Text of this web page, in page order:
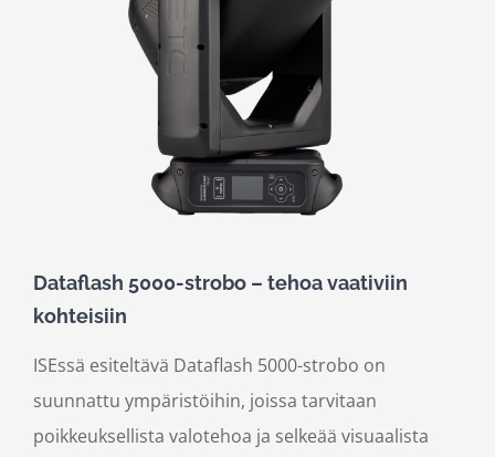
Dataflash 5000-strobo – tehoa vaativiin
kohteisiin
ISEssä esiteltävä Dataflash 5000-strobo on
suunnattu ympäristöihin, joissa tarvitaan
poikkeuksellista valotehoa ja selkeää visuaalista